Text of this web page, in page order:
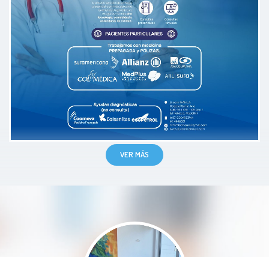
Mi primera visita a un urólogo,
todo el personal medico muy
profesional.
Paciente
explicacion y amabilidad con ala
atención
VER MÁS